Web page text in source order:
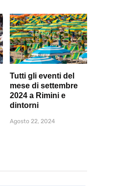
Tutti gli eventi del
mese di settembre
2024 a Rimini e
dintorni
Agosto 22, 2024